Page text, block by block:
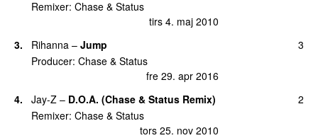
Status)
fre 2. nov 2012
12.
Hitz (Wretch 32 Remix)
fre 23. sep 2011
1
fre 5. jan 2024
tirs 4. maj 2010
Remixer: Chase & Status
3. Rihanna – Jump
fre 29. apr 2016
3
Producer: Chase & Status
4. Jay-Z – D.O.A. (Chase & Status Remix)
tors 25. nov 2010
2
Remixer: Chase & Status